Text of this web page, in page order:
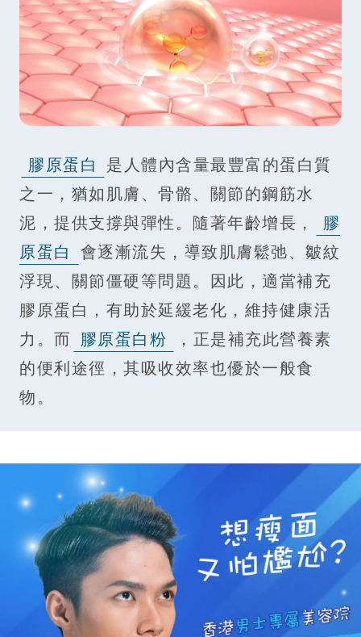
膠原蛋白 是人體內含量最豐富的蛋白質
之一，猶如肌膚、骨骼、關節的鋼筋水
泥，提供支撐與彈性。隨著年齡增長，
膠
原蛋白 會逐漸流失，導致肌膚鬆弛、皺紋
浮現、關節僵硬等問題。因此，適當補充
膠原蛋白，有助於延緩老化，維持健康活
力。而 膠原蛋白粉
，正是補充此營養素
的便利途徑，其吸收效率也優於一般食
物。